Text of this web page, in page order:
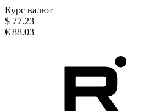
Курс валют
$ 77.23
€ 88.03